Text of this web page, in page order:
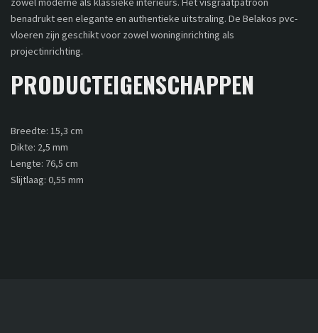
benadrukt een elegante en authentieke uitstraling. De Belakos pvc-
vloeren zijn geschikt voor zowel woninginrichting als
projectinrichting.
PRODUCTEIGENSCHAPPEN
Breedte: 15,3 cm
Dikte: 2,5 mm
Lengte: 76,5 cm
Slijtlaag: 0,55 mm